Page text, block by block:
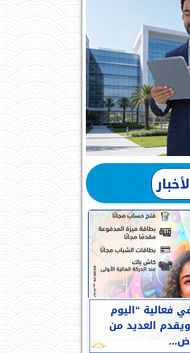
فعالية “اليوم
العديد من